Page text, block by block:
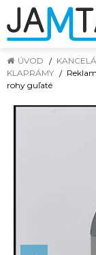
ÚVOD
KLAPRÁMY
rohy guľaté